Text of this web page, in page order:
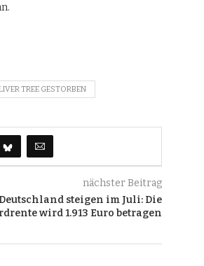
TREE GESTORBEN
nächster Beitrag
steigen im Juli: Die
wird 1.913 Euro betragen